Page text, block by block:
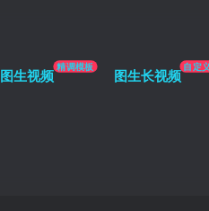
图生视频 精调模板 图生长视频自定义